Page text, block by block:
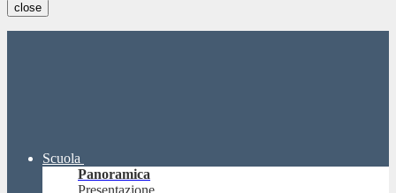
close
Scuola
Panoramica